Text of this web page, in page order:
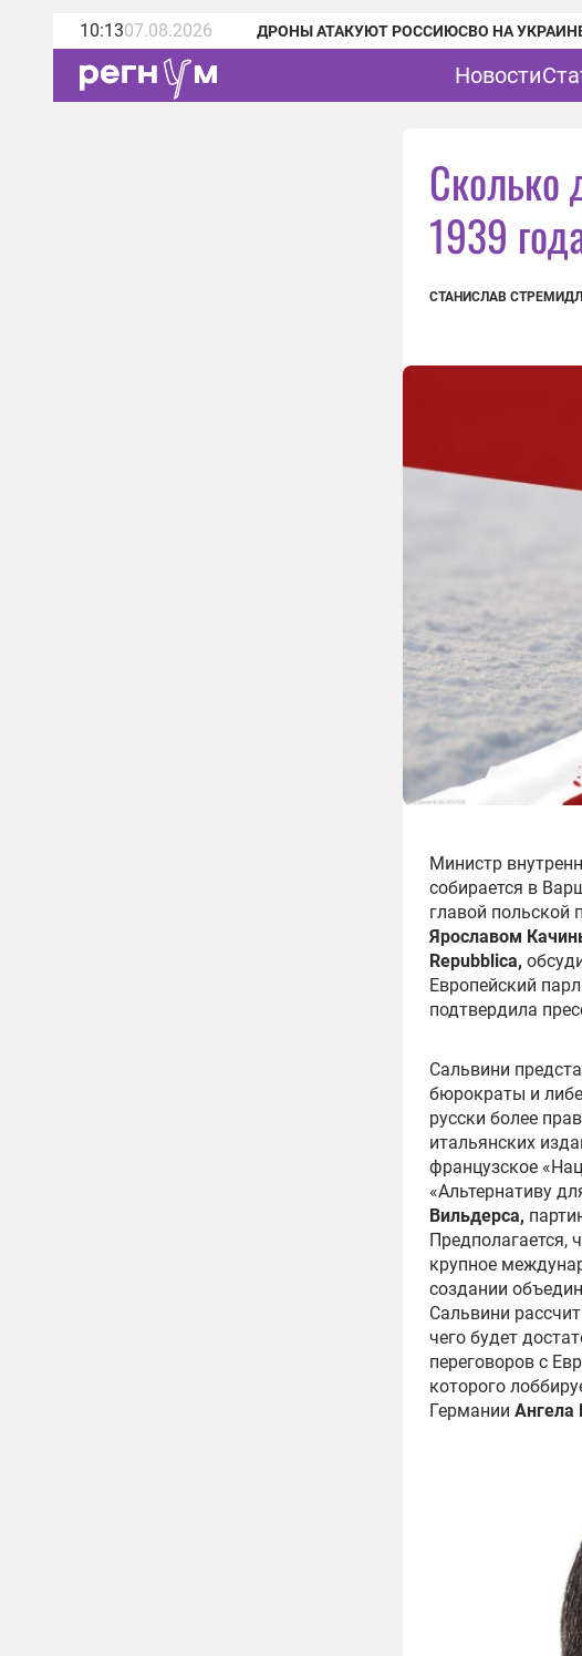
10:1307.08.2026 ДРОНЫ АТАКУЮТ РОССИЮСВО НА
Новости
Сколько
1939
СТАНИСЛАВ
Министр
собирается в
главой польской
Ярославом
Repubblica,
Европейский
подтвердила
Сальвини
бюрократы и
русски более
итальянских
французское
«Альтернативу
Вильдерса,
Предполагается,
крупное
создании
Сальвини
чего будет
переговоров с
которого
Германии Ангела